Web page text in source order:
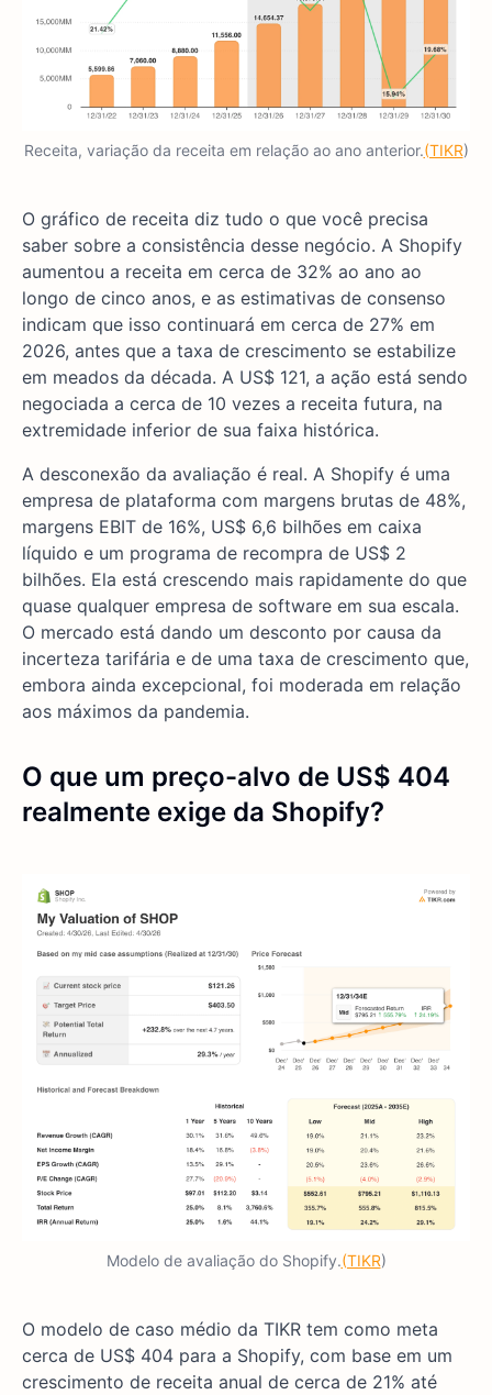
Receita, variação da receita em relação ao ano anterior.(TIKR)
O gráfico de receita diz tudo o que você precisa
saber sobre a consistência desse negócio. A Shopify
aumentou a receita em cerca de 32% ao ano ao
longo de cinco anos, e as estimativas de consenso
indicam que isso continuará em cerca de 27% em
2026, antes que a taxa de crescimento se estabilize
em meados da década. A US$ 121, a ação está sendo
negociada a cerca de 10 vezes a receita futura, na
extremidade inferior de sua faixa histórica.
A desconexão da avaliação é real. A Shopify é uma
empresa de plataforma com margens brutas de 48%,
margens EBIT de 16%, US$ 6,6 bilhões em caixa
líquido e um programa de recompra de US$ 2
bilhões. Ela está crescendo mais rapidamente do que
quase qualquer empresa de software em sua escala.
O mercado está dando um desconto por causa da
incerteza tarifária e de uma taxa de crescimento que,
embora ainda excepcional, foi moderada em relação
aos máximos da pandemia.
O que um preço-alvo de US$ 404
realmente exige da Shopify?
Modelo de avaliação do Shopify.(TIKR)
O modelo de caso médio da TIKR tem como meta
cerca de US$ 404 para a Shopify, com base em um
crescimento de receita anual de cerca de 21% até